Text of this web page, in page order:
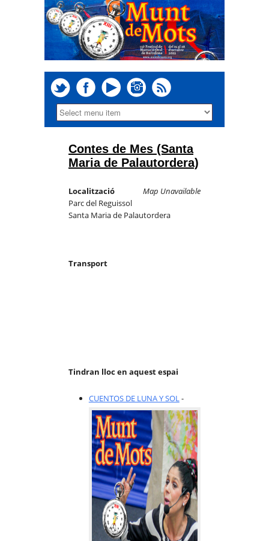
Contes de Mes (Santa
Maria de Palautordera)
Map Unavailable
Localització
Parc del Reguissol
Santa Maria de Palautordera
Transport
Tindran lloc en aquest espai
CUENTOS DE LUNA Y SOL-